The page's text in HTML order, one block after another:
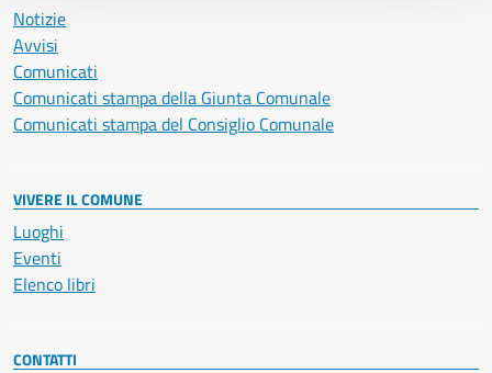
Notizie
Avvisi
Comunicati
Comunicati stampa della Giunta Comunale
Comunicati stampa del Consiglio Comunale
VIVERE IL COMUNE
Luoghi
Eventi
Elenco libri
CONTATTI